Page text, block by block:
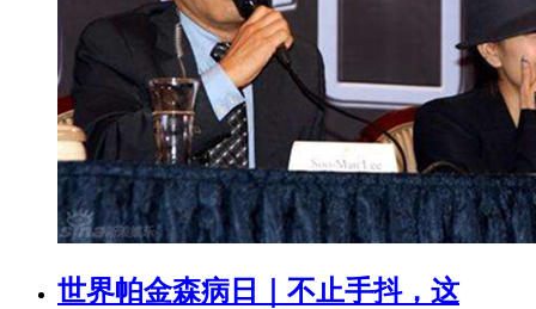
世界帕金森病日｜不止手抖，这